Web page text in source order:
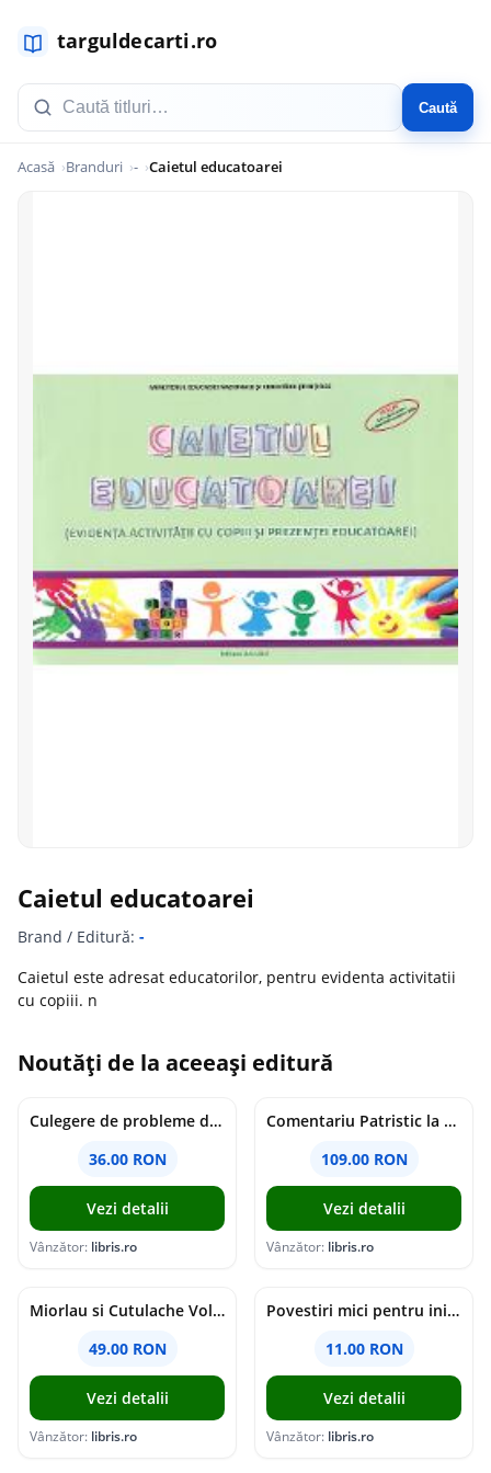
Caută
Acasă Branduri - Caietul educatoarei
Caietul educatoarei
Brand / Editură: -
Caietul este adresat educatorilor, pentru evidenta activitatii
cu copiii. n
Noutăți de la aceeași editură
Culegere de probleme de matematica - Clasa 8 - Ioana Monalisa Manea, Cristina Neagoe
36.00 RON
Vezi detalii
Vânzător: libris.ro
Comentariu Patristic la Scriptura. Vechiul Testament II. Geneza, 12-50 - George Claudiu Tutu, Mark Sheridan, Alexander Baumgarten, Thomas C. Oden
109.00 RON
Vezi detalii
Vânzător: libris.ro
Miorlau si Cutulache Vol.1: Cu bicicleta pana la Luna - Timo Parvela
49.00 RON
Vezi detalii
Vânzător: libris.ro
Povestiri mici pentru inimi mari - Adrian Chiaga, Cristina Chiaga
11.00 RON
Vezi detalii
Vânzător: libris.ro